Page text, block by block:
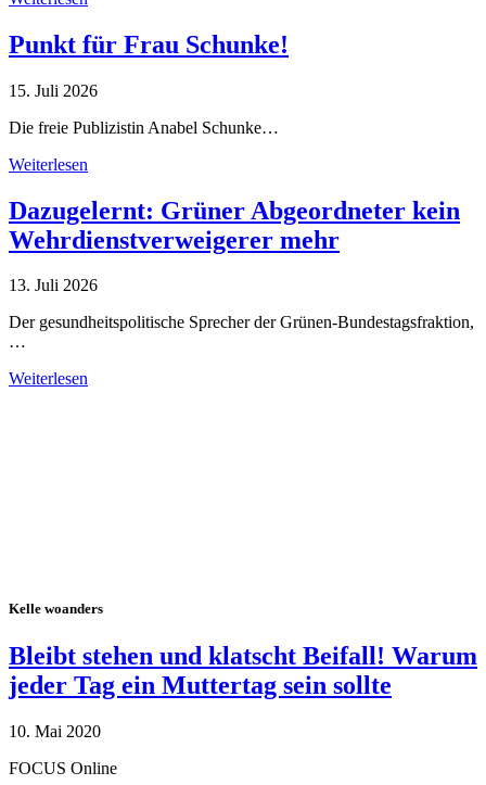
Punkt für Frau Schunke!
15. Juli 2026
Die freie Publizistin Anabel Schunke…
Weiterlesen
Dazugelernt: Grüner Abgeordneter kein
Wehrdienstverweigerer mehr
13. Juli 2026
Der gesundheitspolitische Sprecher der Grünen-Bundestagsfraktion,
…
Weiterlesen
Kelle woanders
Bleibt stehen und klatscht Beifall! Warum
jeder Tag ein Muttertag sein sollte
10. Mai 2020
FOCUS Online